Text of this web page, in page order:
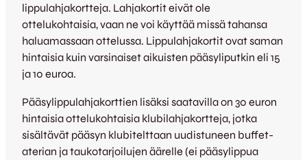
lippulahjakortteja. Lahjakortit eivät ole
ottelukohtaisia, vaan ne voi käyttää missä tahansa
haluamassaan ottelussa. Lippulahjakortit ovat saman
hintaisia kuin varsinaiset aikuisten pääsyliputkin eli 15
ja 10 euroa.
Pääsylippulahjakorttien lisäksi saatavilla on 30 euron
hintaisia ottelukohtaisia klubilahjakortteja, jotka
sisältävät pääsyn klubitelttaan uudistuneen buffet-
aterian ja taukotarjoilujen äärelle (ei pääsylippua